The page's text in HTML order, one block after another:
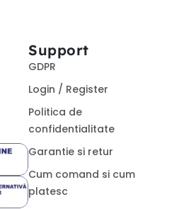
Support
GDPR
Login / Register
Politica de
confidentialitate
Garantie si retur
Cum comand si cum
platesc